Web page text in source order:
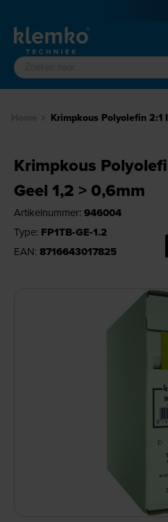
Krimpkous Polyolefin 2:1
Krimpkous
Geel 1,2 > 0,6mm
Artikelnummer: 946004
Type: FP1TB-GE-1.2
EAN: 8716643017825